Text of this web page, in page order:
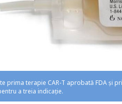
prima terapie CAR-T aprobată FDA și
a treia indicație.